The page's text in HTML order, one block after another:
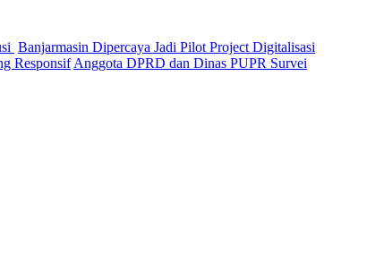
Banjarmasin Dipercaya Jadi Pilot Project Digitalisasi
Responsif Anggota DPRD dan Dinas PUPR Survei